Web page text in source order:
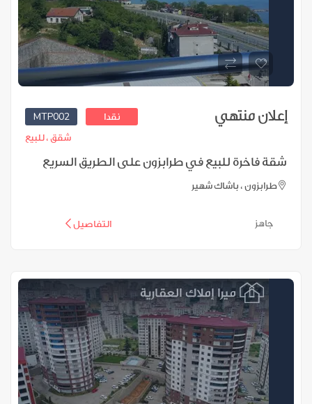
MTP002 نقدا إعلان منتهي
شقق ،للبيع
شقة فاخرة للبيع في طرابزون على الطريق السريع
طرابزون ، باشاك شهير
التفاصيل